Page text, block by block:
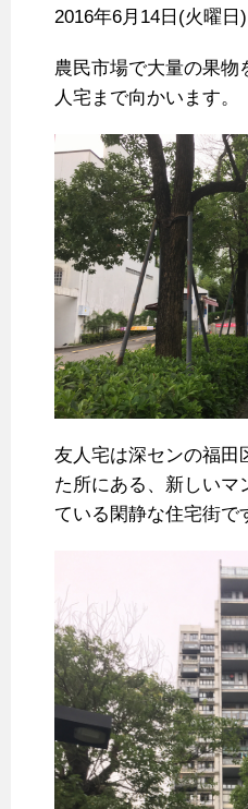
2016年6月14日(火曜日)
農民市場で大量の果物
人宅まで向かいます。
友人宅は深センの福田
た所にある、新しいマ
ている閑静な住宅街で